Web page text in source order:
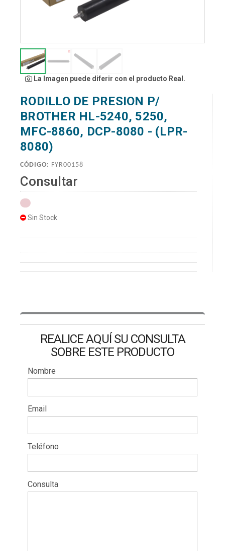
La Imagen puede diferir con el producto Real.
RODILLO DE PRESION P/
BROTHER HL-5240, 5250,
MFC-8860, DCP-8080 - (LPR-
8080)
CÓDIGO: FYR00158
Consultar
Sin Stock
REALICE AQUÍ SU CONSULTA
SOBRE ESTE PRODUCTO
Nombre
Email
Teléfono
Consulta